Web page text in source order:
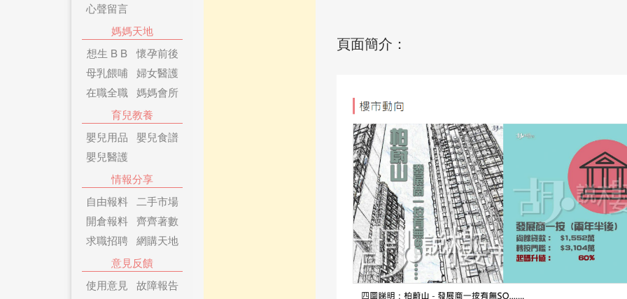
心聲留言
媽媽天地
想生 B B
懷孕前後
母乳餵哺 婦女醫護
在職全職
媽媽會所
育兒教養
嬰兒用品
嬰兒食譜
嬰兒醫護
情報分享
自由報料
二手市場
開倉報料 齊齊著數
求職招聘
網購天地
意見反饋
使用意見
故障報告
頁面簡介：